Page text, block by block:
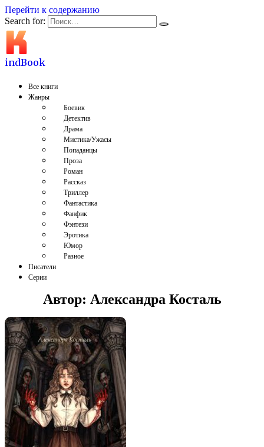
Перейти к содержанию
Search for:
indBook
Все книги
Жанры
Боевик
Детектив
Драма
Мистика/Ужасы
Попаданцы
Проза
Роман
Рассказ
Триллер
Фантастика
Фанфик
Фэнтези
Эротика
Юмор
Разное
Писатели
Серии
Автор: Александра Косталь